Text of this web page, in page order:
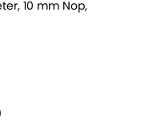
10 mm Nop,